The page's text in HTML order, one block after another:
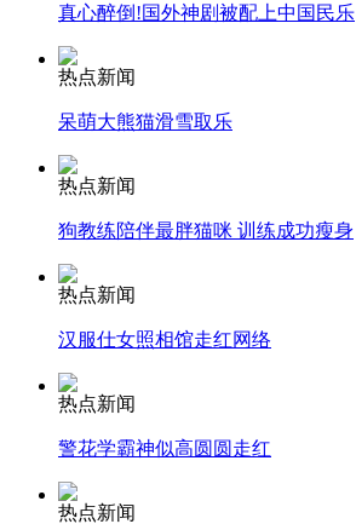
走！跟着总书记去植树
消防员救轻生者 花炮节热闹非凡
纽约上演“枕头大战”
司机酒驾遇交警 急速倒车逃窜
真心醉倒!国外神剧被配上中国民乐
热点新闻
呆萌大熊猫滑雪取乐
热点新闻
狗教练陪伴最胖猫咪 训练成功瘦身
热点新闻
汉服仕女照相馆走红网络
热点新闻
警花学霸神似高圆圆走红
热点新闻